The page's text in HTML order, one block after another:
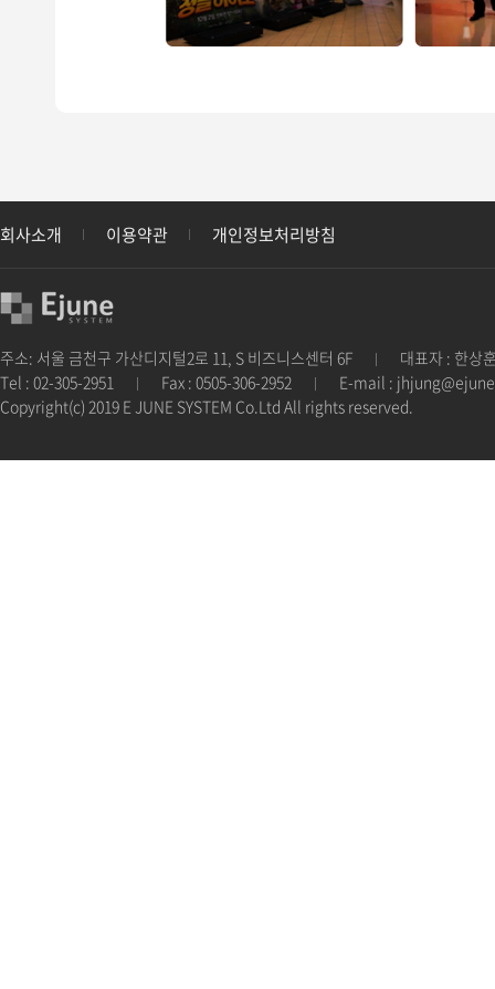
회사소개 이용약관 개인정보처리방침
주소: 서울 금천구 가산디지털2로 11, S 비즈니스센터 6F |
대표자 : 한상
Tel : 02-305-2951
| Fax : 0505-306-2952 |
E-mail :
Copyright(c) 2019 E JUNE SYSTEM Co.Ltd All rights reserved.